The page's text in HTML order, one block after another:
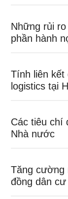
Những rủi
phần hành
Tính liên
logistics tại
Các tiêu chí
Nhà nước
Tăng cường
đồng dân cư